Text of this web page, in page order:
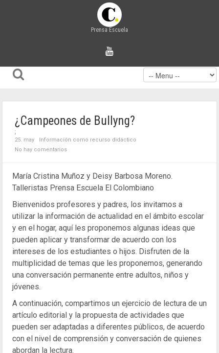
Prensa Escuela
¿Campeones de Bullyng?
;
25. may
Información como recurso didáctico
No hay comentarios
María Cristina Muñoz y Deisy Barbosa Moreno.
Talleristas Prensa Escuela El Colombiano
Bienvenidos profesores y padres, los invitamos a
utilizar la información de actualidad en el ámbito escolar
y en el hogar, aquí les proponemos algunas ideas que
pueden aplicar y transformar de acuerdo con los
intereses de los estudiantes o hijos. Disfruten de la
multiplicidad de temas que les proponemos, generando
una conversación permanente entre adultos, niños y
jóvenes.
A continuación, compartimos un ejercicio de lectura de un
artículo editorial y la propuesta de actividades que
pueden ser adaptadas a diferentes públicos, de acuerdo
con el nivel de comprensión y conversación de quienes
abordan la lectura.